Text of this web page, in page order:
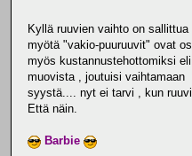
Kyllä ruuvien vaihto on
myötä "vakio-puuruuvit" ovat
myös kustannustehottomiksi eli
muovista , joutuisi vaihtamaan
syystä.... nyt ei tarvi , kun
Että näin.
Barbie